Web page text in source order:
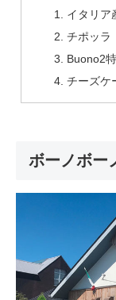
イタリア
チポッラ
Buono2
チーズケ
ボーノボー